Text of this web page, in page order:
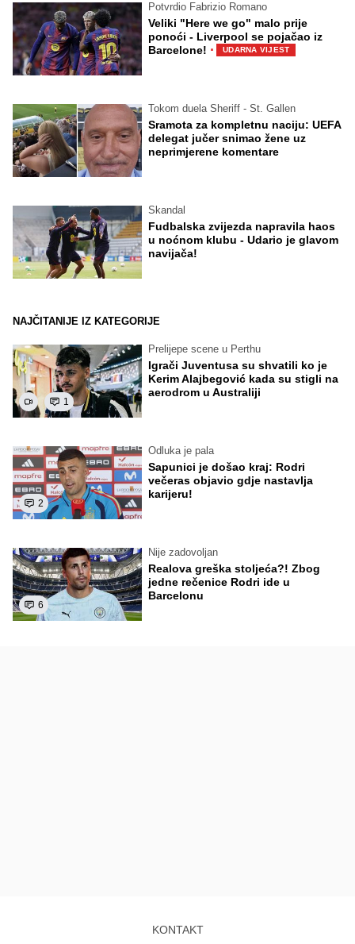
Potvrdio Fabrizio Romano
Veliki "Here we go" malo prije
ponoći - Liverpool se pojačao iz
Barcelone! · UDARNA VIJEST
Tokom duela Sheriff - St. Gallen
Sramota za kompletnu naciju: UEFA
delegat jučer snimao žene uz
neprimjerene komentare
Skandal
Fudbalska zvijezda napravila haos
u noćnom klubu - Udario je glavom
navijača!
NAJČITANIJE IZ KATEGORIJE
1
Prelijepe scene u Perthu
Igrači Juventusa su shvatili ko je
Kerim Alajbegović kada su stigli na
aerodrom u Australiji
2
Odluka je pala
Sapunici je došao kraj: Rodri
večeras objavio gdje nastavlja
karijeru!
6
Nije zadovoljan
Realova greška stoljeća?! Zbog
jedne rečenice Rodri ide u
Barcelonu
KONTAKT